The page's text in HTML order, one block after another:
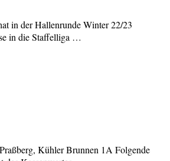
in der Hallenrunde Winter 22/23
in die Staffelliga …
Kühler Brunnen 1A Folgende